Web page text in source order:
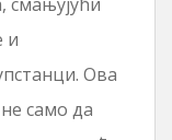
и
Ова
само да